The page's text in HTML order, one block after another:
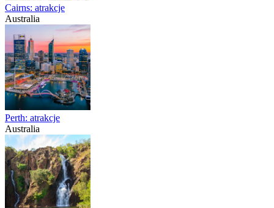
Cairns: atrakcje
Australia
Perth: atrakcje
Australia